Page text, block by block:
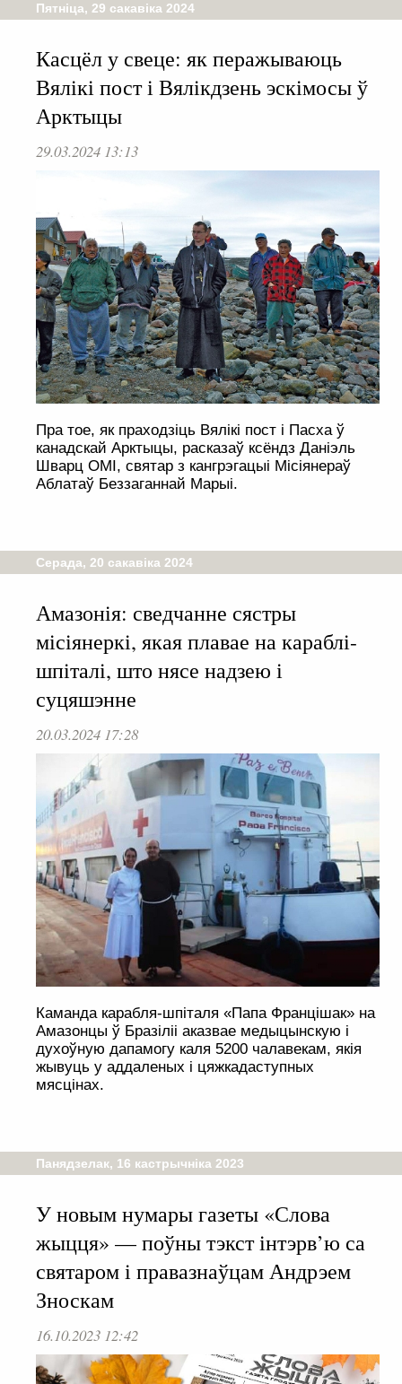
Пятніца, 29 сакавіка 2024
Касцёл у свеце: як перажываюць
Вялікі пост і Вялікдзень эскімосы ў
Арктыцы
29.03.2024 13:13
Пра тое, як праходзіць Вялікі пост і Пасха ў
канадскай Арктыцы, расказаў ксёндз Даніэль
Шварц OMI, святар з кангрэгацыі Місіянераў
Аблатаў Беззаганнай Марыі.
Серада, 20 сакавіка 2024
Амазонія: сведчанне сястры
місіянеркі, якая плавае на караблі-
шпіталі, што нясе надзею і
суцяшэнне
20.03.2024 17:28
Каманда карабля-шпіталя «Папа Францішак» на
Амазонцы ў Бразіліі аказвае медыцынскую і
духоўную дапамогу каля 5200 чалавекам, якія
жывуць у аддаленых і цяжкадаступных
мясцінах.
Панядзелак, 16 кастрычніка 2023
У новым нумары газеты «Слова
жыцця» — поўны тэкст інтэрв’ю са
святаром і правазнаўцам Андрэем
Зноскам
16.10.2023 12:42